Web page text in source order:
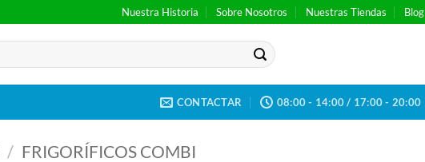
Nuestra Historia Sobre Nosotros Nuestras Tiendas Blog
CONTACTAR 08:00 - 14:00 / 17:00 - 20:00
/ FRIGORÍFICOS COMBI